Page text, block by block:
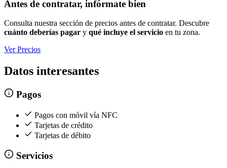
Antes de contratar, infórmate bien
Consulta nuestra sección de precios antes de contratar. Descubre
cuánto deberías pagar y qué incluye el servicio en tu zona.
Ver Precios
Datos interesantes
Pagos
Pagos con móvil vía NFC
Tarjetas de crédito
Tarjetas de débito
Servicios